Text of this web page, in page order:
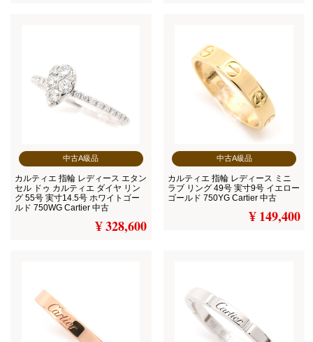
中古A級品
カルティエ 指輪 レディース エタン
セル ドゥ カルティエ ダイヤ リン
グ 55号 実寸14.5号 ホワイトゴー
ルド 750WG Cartier 中古
¥ 328,600
中古A級品
カルティエ 指輪 レディース ミニ
ラブ リング 49号 実寸9号 イエロー
ゴールド 750YG Cartier 中古
¥ 149,400